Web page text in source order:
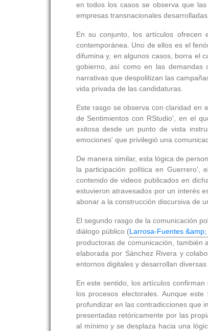
en todos los casos se observa que
empresas transnacionales
En su conjunto, los artículos ofrecen
contemporánea. Uno de ellos es el
difumina y, en algunos casos, borra el
gobierno, así como en las demandas
narrativas que despolitizan las
vida privada de las candidaturas.
Este rasgo se observa con claridad en
de Sentimientos con RStudio', en el
exitosa desde un punto de vista
emociones' que privilegió una
De manera similar, esta lógica de
la participación política en Guerrero',
contenido de videos publicados en
estuvieron atravesados por un interés
abonar a la construcción discursiva de
El segundo rasgo de la comunicación
diálogo público (Larrosa-Fuentes
productoras de comunicación,
elaborada por Sánchez Rivera y
entornos digitales y desarrollan
En este sentido, los artículos
los procesos electorales. Aunque
profundizar en las contradicciones que
presentadas retóricamente por las
al mínimo y se desplaza hacia una